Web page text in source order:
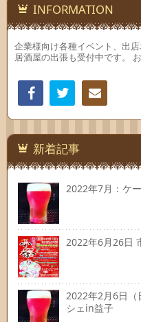
INFORMATION
企業様向け各種イベント、出
居酒屋の出張も受付中です。
Facebook
連絡
新着記事
2022年7月：ケ
2022年6月26日
2022年2月6日
シェin益子